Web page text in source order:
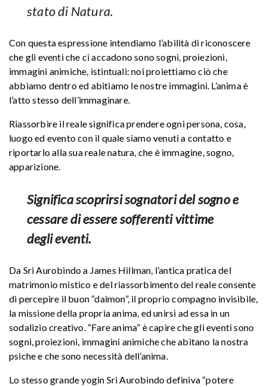
stato di Natura.
Con questa espressione intendiamo l’abilità di riconoscere
che gli eventi che ci accadono sono sogni, proiezioni,
immagini animiche, istintuali: noi proiettiamo ciò che
abbiamo dentro ed abitiamo le nostre immagini. L’anima è
l’atto stesso dell’immaginare.
Riassorbire il reale significa prendere ogni persona, cosa,
luogo ed evento con il quale siamo venuti a contatto e
riportarlo alla sua reale natura, che è immagine, sogno,
apparizione.
Significa scoprirsi sognatori del sogno e
cessare di essere sofferenti vittime
degli eventi.
Da Sri Aurobindo a James Hillman, l’antica pratica del
matrimonio mistico e del riassorbimento del reale consente
di percepire il buon “daimon”, il proprio compagno invisibile,
la missione della propria anima, ed unirsi ad essa in un
sodalizio creativo. “Fare anima” è capire che gli eventi sono
sogni, proiezioni, immagini animiche che abitano la nostra
psiche e che sono necessità dell’anima.
Lo stesso grande yogin Sri Aurobindo definiva “potere